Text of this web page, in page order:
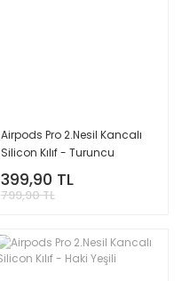
Airpods Pro 2.Nesil Kancalı
Silicon Kılıf - Turuncu
399,90 TL
799,90 TL